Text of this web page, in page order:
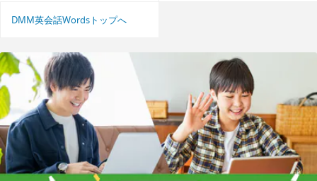
DMM英会話Wordsトップへ